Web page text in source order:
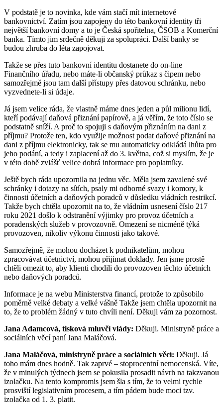
V podstatě je to novinka, kde vám stačí mít internetové
bankovnictví. Zatím jsou zapojeny do této bankovní identity tři
největší bankovní domy a to je Česká spořitelna, ČSOB a Komerční
banka. Tímto jim srdečně děkuji za spolupráci. Další banky se
budou zhruba do léta zapojovat.
Takže se přes tuto bankovní identitu dostanete do on-line
Finančního úřadu, nebo máte-li občanský průkaz s čipem nebo
samozřejmě jsou tam další přístupy přes datovou schránku, nebo
vyzvednete-li si údaje.
Já jsem velice ráda, že vlastně máme dnes jeden a půl milionu lidí,
kteří podávají daňová přiznání papírově, a já věřím, že toto číslo se
podstatně sníží. A proč to spojuji s daňovým přiznáním na dani z
příjmu? Protože ten, kdo využije možnost podat daňové přiznání na
dani z příjmu elektronicky, tak se mu automaticky odkládá lhůta pro
jeho podání, a tedy i zaplacení až do 3. května, což si myslím, že je
v této době zvlášť velice dobrá informace pro poplatníky.
Ještě bych ráda upozornila na jednu věc. Měla jsem zavalené své
schránky i dotazy na sítích, psaly mi odborné svazy i komory, k
činnosti účetních a daňových poradců v důsledku vládních restrikcí.
Takže bych chtěla upozornit na to, že vládním usnesení číslo 217
roku 2021 došlo k odstranění výjimky pro provoz účetních a
poradenských služeb v provozovně. Omezení se nicméně týká
provozoven, nikoliv výkonu činnosti jako takové.
Samozřejmě, že mohou docházet k podnikatelům, mohou
zpracovávat účetnictví, mohou přijímat doklady. Jen jsme prostě
chtěli omezit to, aby klienti chodili do provozoven těchto účetních
nebo daňových poradců.
Informace je na webu Ministerstva financí, protože to způsobilo
poměrně velké debaty a velké vášně Takže jsem chtěla upozornit na
to, že to problém žádný v tuto chvíli není. Děkuji vám za pozornost.
Jana Adamcová, tisková mluvčí vlády: Děkuji. Ministryně práce a
sociálních věcí paní Jana Maláčová.
Jana Maláčová, ministryně práce a sociálních věcí: Děkuji. Já
toho mám dnes hodně. Tak zaprvé – stoprocentní nemocenská. Víte,
že v minulých týdnech jsem se pokusila prosadit návrh na takzvanou
izolačku. Na tento kompromis jsem šla s tím, že to velmi rychle
prosviští legislativním procesem, a tím pádem bude moci tzv.
izolačka od 1. 3. platit.